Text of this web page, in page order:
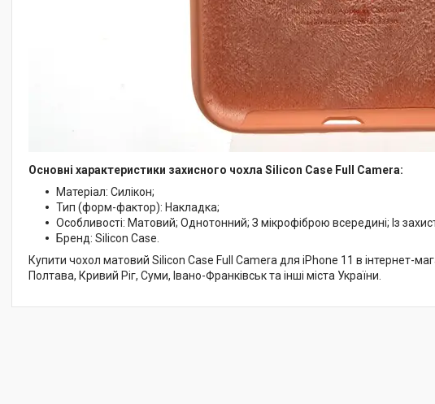
Основні характеристики захисного чохла Silicon Case Full Camera:
Матеріал: Силікон;
Тип (форм-фактор): Накладка;
Особливості: Матовий; Однотонний; З мікрофіброю всередині; Із
Бренд: Silicon Case.
Купити чохол матовий Silicon Case Full Camera для iPhone 11 в інтернет-
Полтава, Кривий Ріг, Суми, Івано-Франківськ та інші міста України.